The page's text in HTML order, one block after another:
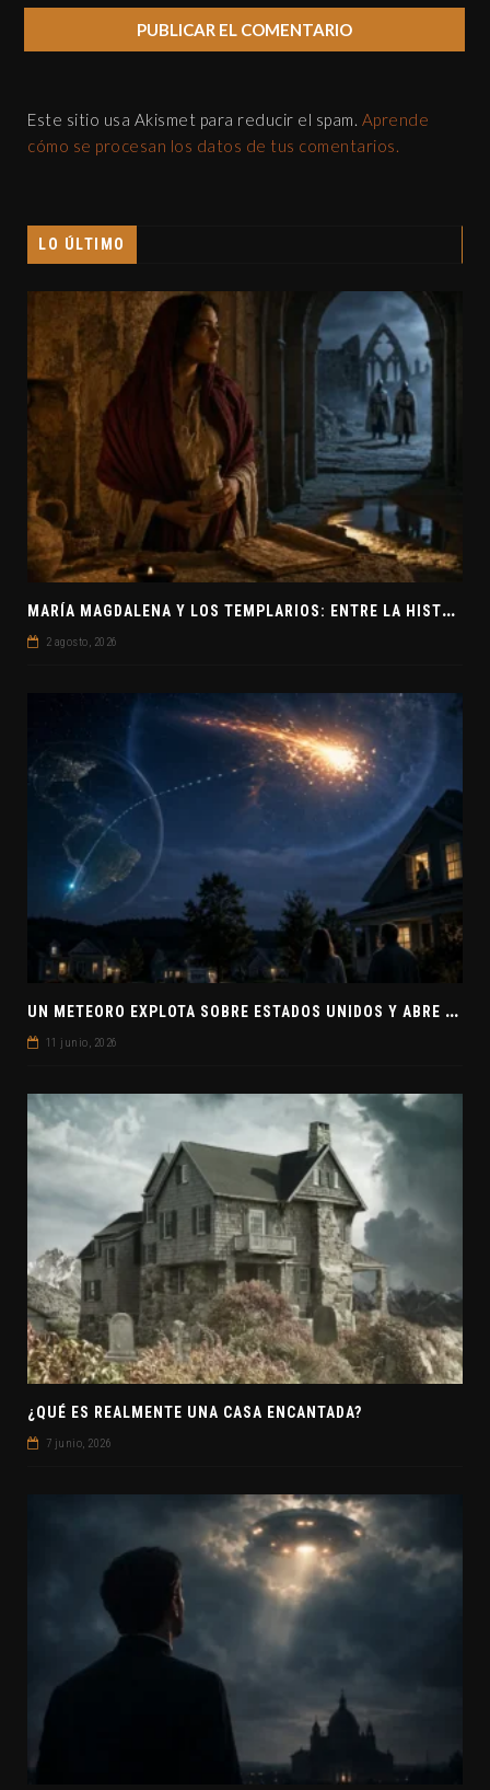
Este sitio usa Akismet para reducir el spam. Aprende
cómo se procesan los datos de tus comentarios.
LO ÚLTIMO
M
ARÍA MAGDALENA Y LOS TEMPLARIOS: ENTRE LA HISTORIA Y EL MISTERIO
2 agosto, 2026
U
N METEORO EXPLOTA SOBRE ESTADOS UNIDOS Y ABRE LA PISTA DE POLAR-IM, UN POSIBLE VISITANTE INTERESTELAR
11 junio, 2026
¿QUÉ ES REALMENTE UNA CASA ENCANTADA?
7 junio, 2026